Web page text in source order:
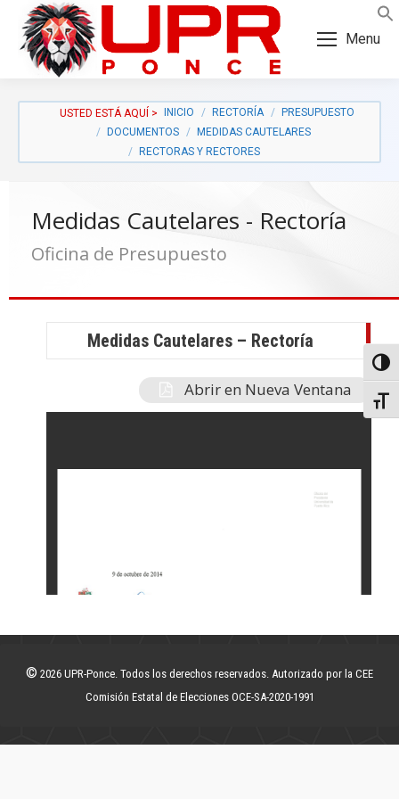
Skip
Content
Skip
navigation
Menu
INICIO RECTORÍA
PRESUPUESTO
DOCUMENTOS
MEDIDAS CAUTELARES
RECTORAS Y RECTORES
Medidas Cautelares - Rectoría
Oficina de Presupuesto
Medidas Cautelares – Rectoría
Abrir en Nueva Ventana
© 2026 UPR-Ponce. Todos los derechos reservados. Autorizado por la CEE
Comisión Estatal de Elecciones OCE-SA-2020-1991